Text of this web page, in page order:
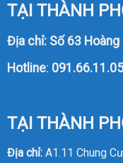
TẠI THÀNH
Địa chỉ: Số 63 Hoàng
Hotline:
TẠI THÀNH
Địa chỉ:A1.11 Chung